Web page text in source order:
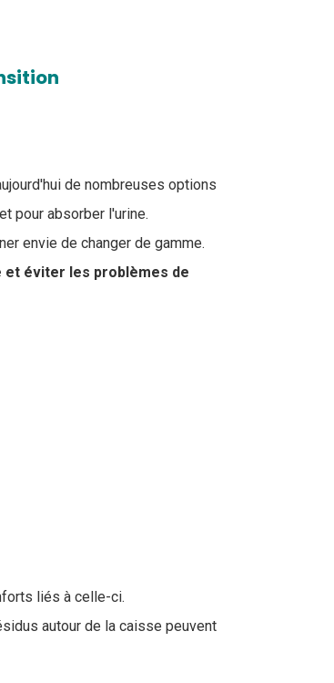
de nombreuses options
pour absorber l'urine.
envie de changer de gamme.
et éviter les problèmes de
liés à celle-ci.
autour de la caisse peuvent